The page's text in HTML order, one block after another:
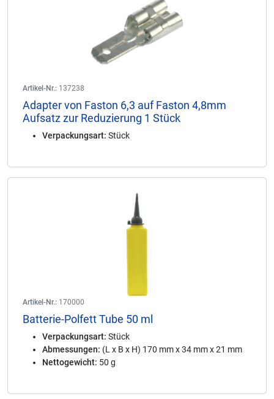
Artikel-Nr.: 137238
Adapter von Faston 6,3 auf Faston 4,8mm
Aufsatz zur Reduzierung 1 Stück
Verpackungsart: Stück
Artikel-Nr.: 170000
Batterie-Polfett Tube 50 ml
Verpackungsart: Stück
Abmessungen: (L x B x H) 170 mm x 34 mm x 21 mm
Nettogewicht: 50 g